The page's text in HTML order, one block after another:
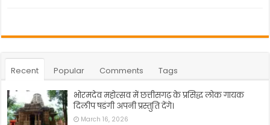
Recent Popular Comments Tags
भोरमदेव महोत्सव में छत्तीसगढ़ के प्रसिद्ध लोक गायक
दिलीप षडंगी अपनी प्रस्तुति देंगे।
March 16, 2026